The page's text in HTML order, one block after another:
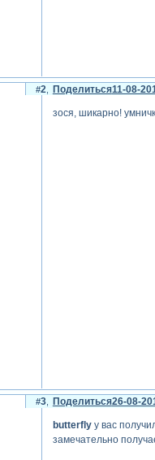
Поделиться
2 11-08-
зося, шикарно!
Поделиться
3 26-08-
butterflyу вас
замечательно